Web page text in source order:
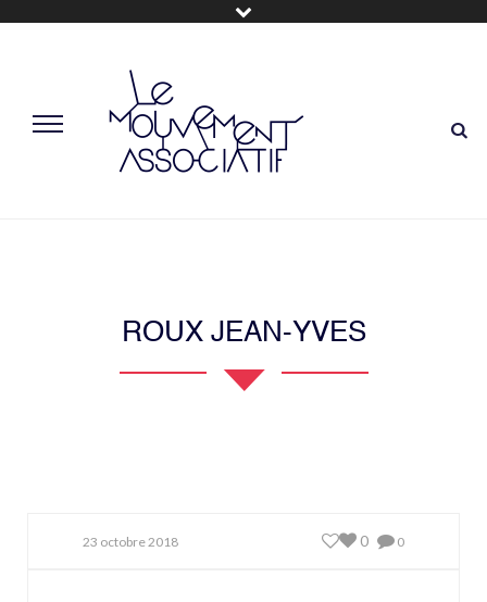
ROUX JEAN-YVES
23 octobre 2018 0
0